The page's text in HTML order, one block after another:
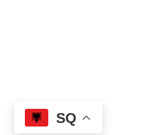
SQ